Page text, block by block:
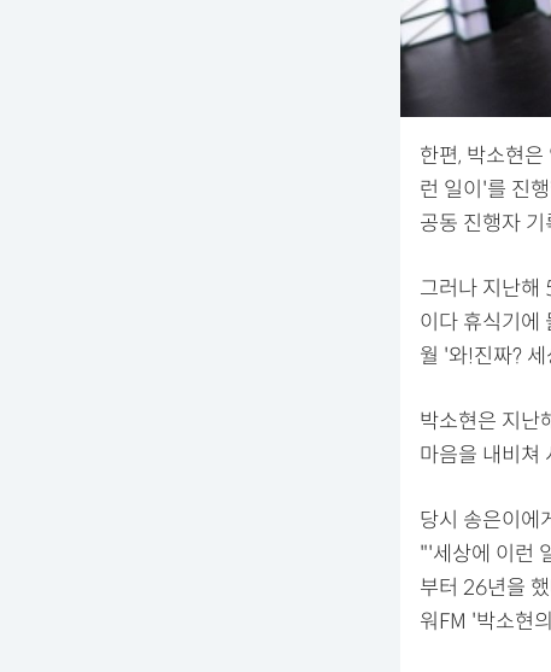
한편, 박소현
런 일이'를 진
공동 진행자
그러나 지난해
이다 휴식기에
월 '와!진짜?
박소현은 지난
마음을 내비쳐
당시 송은이에
"'세상에 이런
부터 26년을
워FM '박소현